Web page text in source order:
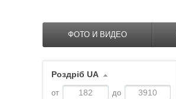
ФОТО И ВИДЕО
Роздріб UA
от до